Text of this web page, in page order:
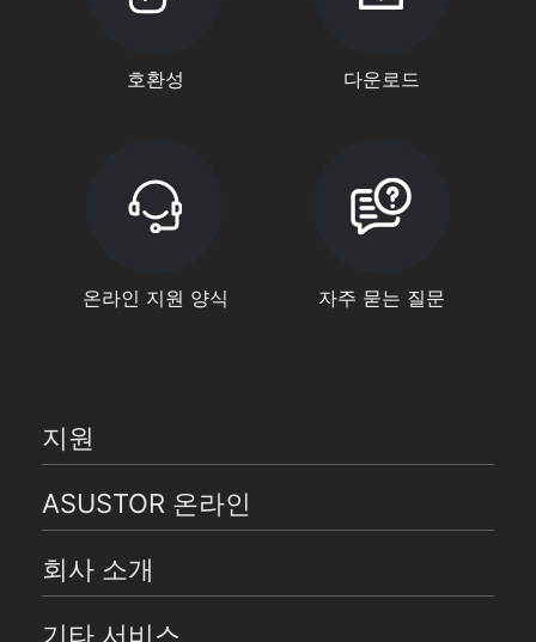
호환성 다운로드
온라인 지원 양식 자주 묻는 질문
지원
ASUSTOR 온라인
회사 소개
기타 서비스